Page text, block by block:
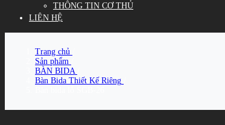
THÔNG TIN CƠ THỦ
LIÊN HỆ
Trang chủ
Sản phẩm
BÀN BIDA
Bàn Bida Thiết Kế Riêng